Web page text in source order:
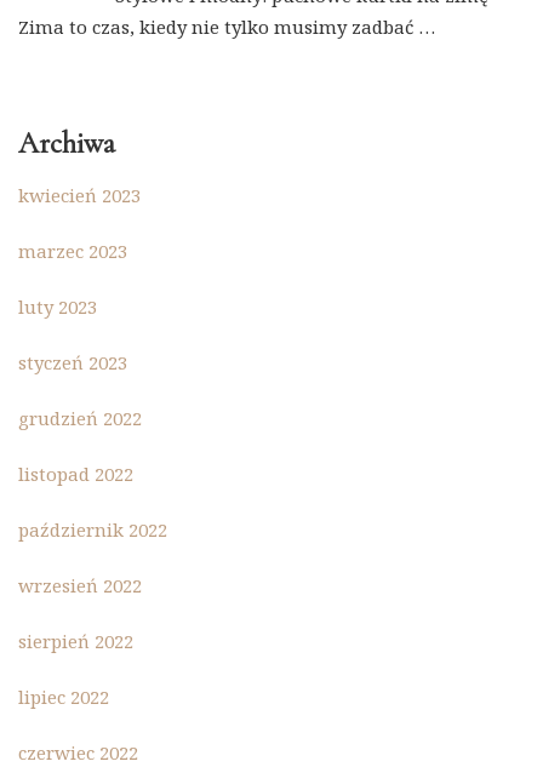
Zima to czas, kiedy nie tylko musimy zadbać …
Archiwa
kwiecień 2023
marzec 2023
luty 2023
styczeń 2023
grudzień 2022
listopad 2022
październik 2022
wrzesień 2022
sierpień 2022
lipiec 2022
czerwiec 2022